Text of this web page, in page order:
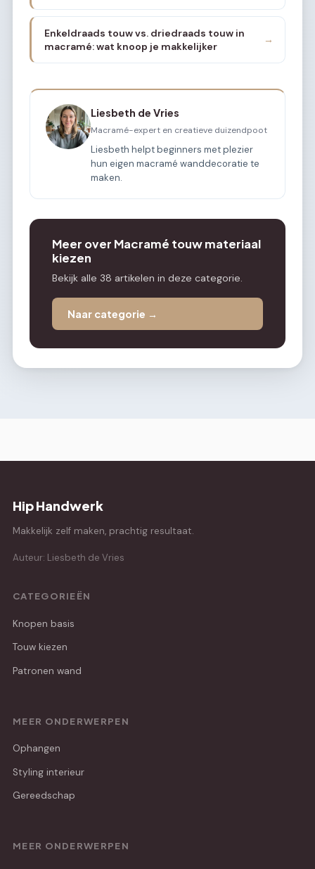
Enkeldraads touw vs. driedraads touw in
macramé: wat knoop je makkelijker
→
Liesbeth de Vries
Macramé-expert en creatieve duizendpoot
Liesbeth helpt beginners met plezier
hun eigen macramé wanddecoratie te
maken.
Meer over Macramé touw materiaal
kiezen
Bekijk alle 38 artikelen in deze categorie.
Naar categorie →
Hip Handwerk
Makkelijk zelf maken, prachtig resultaat.
Auteur: Liesbeth de Vries
CATEGORIEËN
Knopen basis
Touw kiezen
Patronen wand
MEER ONDERWERPEN
Ophangen
Styling interieur
Gereedschap
MEER ONDERWERPEN